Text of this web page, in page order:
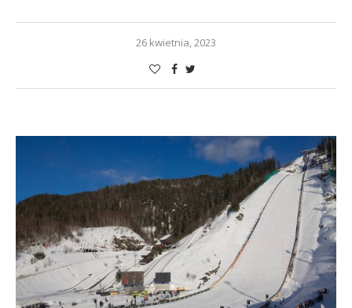
26 kwietnia, 2023